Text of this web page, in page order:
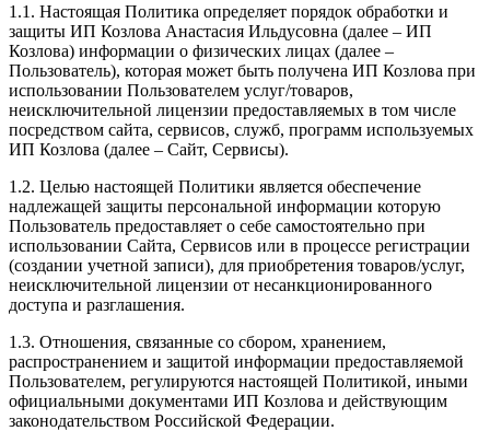
1.1. Настоящая Политика определяет порядок обработки и
защиты ИП Козлова Анастасия Ильдусовна (далее – ИП
Козлова) информации о физических лицах (далее –
Пользователь), которая может быть получена ИП Козлова при
использовании Пользователем услуг/товаров,
неисключительной лицензии предоставляемых в том числе
посредством сайта, сервисов, служб, программ используемых
ИП Козлова (далее – Сайт, Сервисы).
1.2. Целью настоящей Политики является обеспечение
надлежащей защиты персональной информации которую
Пользователь предоставляет о себе самостоятельно при
использовании Сайта, Сервисов или в процессе регистрации
(создании учетной записи), для приобретения товаров/услуг,
неисключительной лицензии от несанкционированного
доступа и разглашения.
1.3. Отношения, связанные со сбором, хранением,
распространением и защитой информации предоставляемой
Пользователем, регулируются настоящей Политикой, иными
официальными документами ИП Козловa и действующим
законодательством Российской Федерации.